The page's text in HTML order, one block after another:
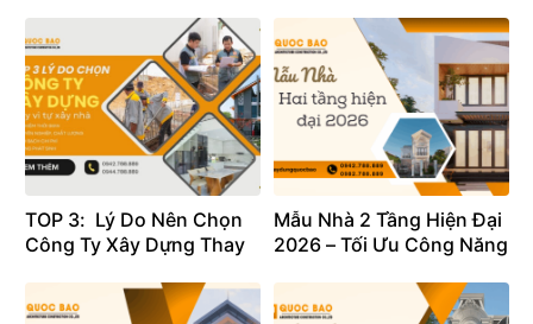
TOP 3: Lý Do Nên Chọn
Công Ty Xây Dựng Thay
Mẫu Nhà 2 Tầng Hiện Đại
2026 – Tối Ưu Công Năng